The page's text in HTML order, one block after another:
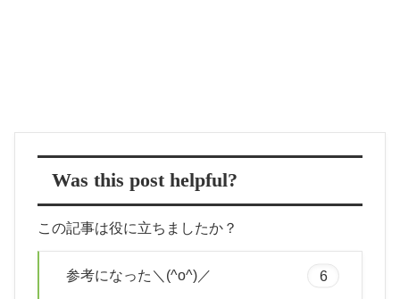
Was this post helpful?
この記事は役に立ちましたか？
参考になった＼(^o^)／ 6